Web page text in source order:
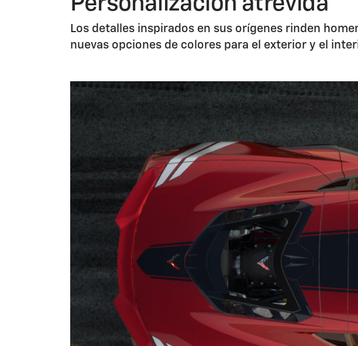
Los detalles inspirados en sus orígenes rinden
nuevas opciones de colores para el exterior y el